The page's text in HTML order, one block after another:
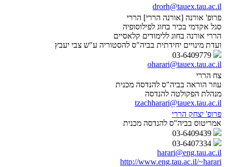
drorh@tauex.tau.ac.il
פרופ' אורנה [אורנה הררי] הררי
סגל אקדמי בכיר בחוג לפילוסופיה
הררי אורנה בחוג ללימודים קלאסיים
ועדת מינויים יחידתית בביה"ס להסטוריה ע"ש צבי יעבץ
oharari@tauex.tau.ac.il
צח הררי
עוזר הוראה בביה"ס להנדסה מכנית
מנהלת הפקולטה להנדסה
tzachharari@tauex.tau.ac.il
פרופ' יצחק הררי
אמריטוס בביה"ס להנדסה מכנית
harari@eng.tau.ac.il
http://www.eng.tau.ac.il/~harari